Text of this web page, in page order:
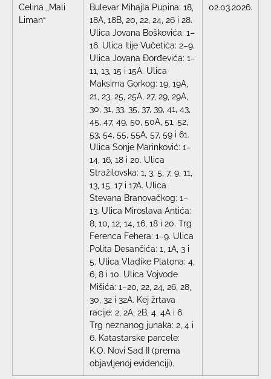
Celina „Mali
Liman“
Bulevar Mihajla Pupina: 18,
18A, 18B, 20, 22, 24, 26 i 28.
Ulica Jovana Boškovića: 1–
16. Ulica Ilije Vučetića: 2–9.
Ulica Jovana Đorđevića: 1–
11, 13, 15 i 15A. Ulica
Maksima Gorkog: 19, 19A,
21, 23, 25, 25A, 27, 29, 29A,
30, 31, 33, 35, 37, 39, 41, 43,
45, 47, 49, 50, 50A, 51, 52,
53, 54, 55, 55A, 57, 59 i 61.
Ulica Sonje Marinković: 1–
14, 16, 18 i 20. Ulica
Stražilovska: 1, 3, 5, 7, 9, 11,
13, 15, 17 i 17A. Ulica
Stevana Branovačkog: 1–
13. Ulica Miroslava Antića:
8, 10, 12, 14, 16, 18 i 20. Trg
Ferenca Fehera: 1–9. Ulica
Polita Desančića: 1, 1A, 3 i
5. Ulica Vladike Platona: 4,
6, 8 i 10. Ulica Vojvode
Mišića: 1–20, 22, 24, 26, 28,
30, 32 i 32A. Kej žrtava
racije: 2, 2A, 2B, 4, 4A i 6.
Trg neznanog junaka: 2, 4 i
6. Katastarske parcele:
K.O. Novi Sad II (prema
objavljenoj evidenciji).
02.03.2026.